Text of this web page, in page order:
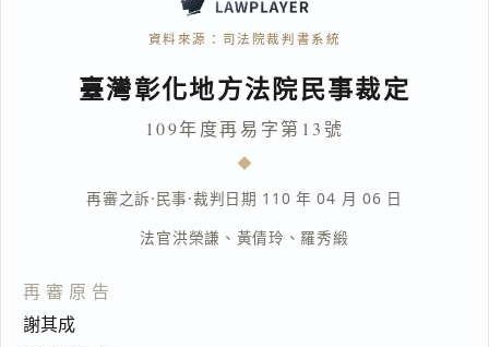
資料來源：司法院裁判書系統
臺灣彰化地方法院民事裁定
109年度再易字第13號
再審之訴·民事·裁判日期 110 年 04 月 06 日
法官洪榮謙 、 黃倩玲 、 羅秀緞
再審原告
謝其成